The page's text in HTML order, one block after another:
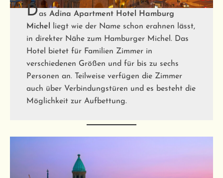
DasAdina Apartment Hotel Hamburg
Michel
liegt wie der Name schon erahnen lässt,
in direkter Nähe zum Hamburger Michel. Das
Hotel bietet für Familien Zimmer in
verschiedenen Größen und für bis zu sechs
Personen an. Teilweise verfügen die Zimmer
auch über Verbindungstüren und es besteht die
Möglichkeit zur Aufbettung.